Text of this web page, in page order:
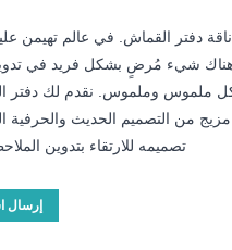
دفتر القماش. في عالم تهيمن
هناك شيء مُرضٍ بشكل فريد في
ملموس وملموس. نقدم لك دفتر
من التصميم الحديث والحرفية
تصميمه للارتقاء بتدوين
إرسال